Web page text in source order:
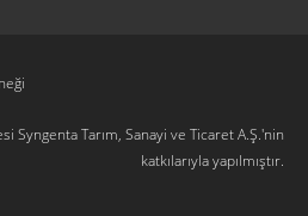
Syngenta Tarım, Sanayi ve Ticaret A.Ş.'nin
katkılarıyla yapılmıştır.